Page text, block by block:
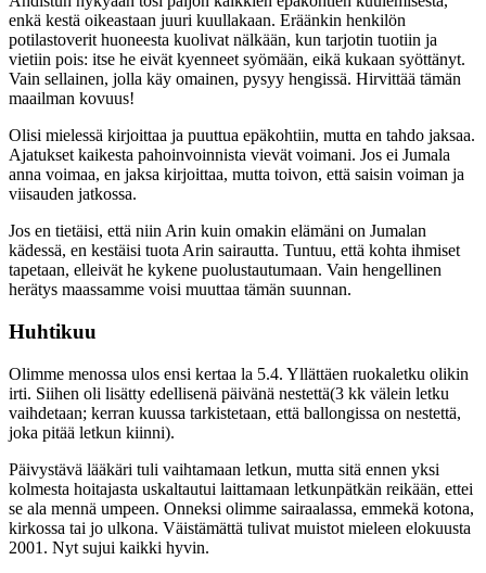
enkä kestä oikeastaan juuri kuullakaan. Eräänkin henkilön
potilastoverit huoneesta kuolivat nälkään, kun tarjotin tuotiin ja
vietiin pois: itse he eivät kyenneet syömään, eikä kukaan syöttänyt.
Vain sellainen, jolla käy omainen, pysyy hengissä. Hirvittää tämän
maailman kovuus!
Olisi mielessä kirjoittaa ja puuttua epäkohtiin, mutta en tahdo jaksaa.
Ajatukset kaikesta pahoinvoinnista vievät voimani. Jos ei Jumala
anna voimaa, en jaksa kirjoittaa, mutta toivon, että saisin voiman ja
viisauden jatkossa.
Jos en tietäisi, että niin Arin kuin omakin elämäni on Jumalan
kädessä, en kestäisi tuota Arin sairautta. Tuntuu, että kohta ihmiset
tapetaan, elleivät he kykene puolustautumaan. Vain hengellinen
herätys maassamme voisi muuttaa tämän suunnan.
Huhtikuu
Olimme menossa ulos ensi kertaa la 5.4. Yllättäen ruokaletku olikin
irti. Siihen oli lisätty edellisenä päivänä nestettä(3 kk välein letku
vaihdetaan; kerran kuussa tarkistetaan, että ballongissa on nestettä,
joka pitää letkun kiinni).
Päivystävä lääkäri tuli vaihtamaan letkun, mutta sitä ennen yksi
kolmesta hoitajasta uskaltautui laittamaan letkunpätkän reikään, ettei
se ala mennä umpeen. Onneksi olimme sairaalassa, emmekä kotona,
kirkossa tai jo ulkona. Väistämättä tulivat muistot mieleen elokuusta
2001. Nyt sujui kaikki hyvin.